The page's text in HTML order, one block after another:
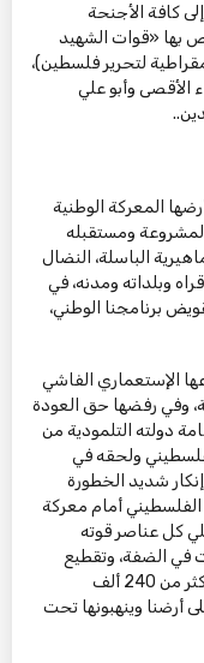
كافة الأجنحة
بها «قوات الشهيد
لتحرير فلسطين)،
الأقصى وأبو علي
المعركة الوطنية
ومستقبله
الباسلة، النضال
وبلداته ومدنه، في
برنامجنا الوطني،
الإستعماري الفاشي
وفي رفضها حق العودة
دولته التلمودية من
ولحقه في
شديد الخطورة
أمام معركة
كل عناصر قوته
في الضفة، وتقطيع
أوصالها، بأكثر من ألف حاجز وبوابة، وتسليح أكثر من 240 ألف
أرضنا وينهبونها تحت